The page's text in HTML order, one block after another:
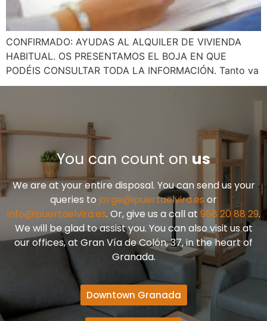
CONFIRMADO: AYUDAS AL ALQUILER DE VIVIENDA
HABITUAL. OS PRESENTAMOS EL BOJA EN QUE
PODÉIS CONSULTAR TODA LA INFORMACIÓN. Tanto va
You can count on us
We are at your entire disposal. You can send us your
queries to jorge@ipuertaelvira.es or
info@ipuertaelvira.es. Or, give us a call at 958 20 88 29.
We will be glad to assist you. You can also visit us at
our offices, at Gran Vía de Colón, 37, in the heart of
Granada.
Downtown Granada